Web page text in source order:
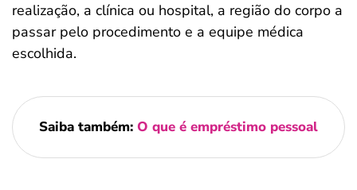
realização, a clínica ou hospital, a região do corpo a
passar pelo procedimento e a equipe médica
escolhida.
Saiba também: O que é empréstimo pessoal